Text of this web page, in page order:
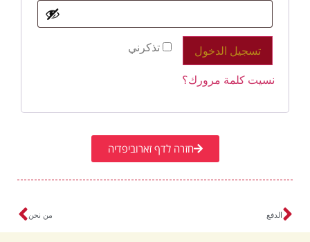
تذكرني
تسجيل الدخول
نسيت كلمة مرورك؟
חזרה לדף זארוביפדיה
الدفع من نحن